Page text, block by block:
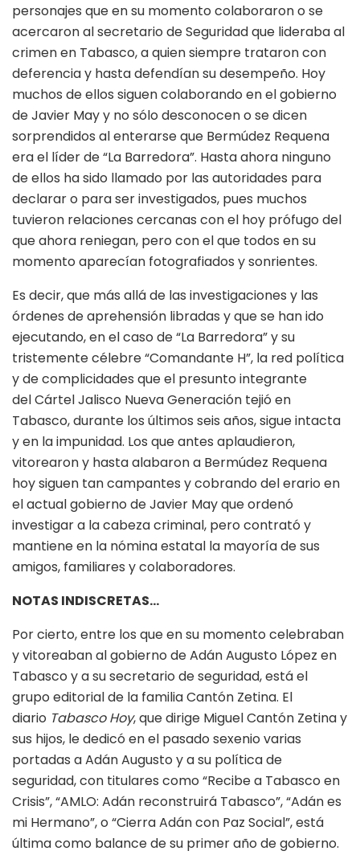
personajes que en su momento colaboraron o se
acercaron al secretario de Seguridad que lideraba al
crimen en Tabasco, a quien siempre trataron con
deferencia y hasta defendían su desempeño. Hoy
muchos de ellos siguen colaborando en el gobierno
de Javier May y no sólo desconocen o se dicen
sorprendidos al enterarse que Bermúdez Requena
era el líder de “La Barredora”. Hasta ahora ninguno
de ellos ha sido llamado por las autoridades para
declarar o para ser investigados, pues muchos
tuvieron relaciones cercanas con el hoy prófugo del
que ahora reniegan, pero con el que todos en su
momento aparecían fotografiados y sonrientes.
Es decir, que más allá de las investigaciones y las
órdenes de aprehensión libradas y que se han ido
ejecutando, en el caso de “La Barredora” y su
tristemente célebre “Comandante H”, la red política
y de complicidades que el presunto integrante
del Cártel Jalisco Nueva Generación tejió en
Tabasco, durante los últimos seis años, sigue intacta
y en la impunidad. Los que antes aplaudieron,
vitorearon y hasta alabaron a Bermúdez Requena
hoy siguen tan campantes y cobrando del erario en
el actual gobierno de Javier May que ordenó
investigar a la cabeza criminal, pero contrató y
mantiene en la nómina estatal la mayoría de sus
amigos, familiares y colaboradores.
NOTAS INDISCRETAS…
Por cierto, entre los que en su momento celebraban
y vitoreaban al gobierno de Adán Augusto López en
Tabasco y a su secretario de seguridad, está el
grupo editorial de la familia Cantón Zetina. El
diario Tabasco Hoy, que dirige Miguel Cantón Zetina y
sus hijos, le dedicó en el pasado sexenio varias
portadas a Adán Augusto y a su política de
seguridad, con titulares como “Recibe a Tabasco en
Crisis”, “AMLO: Adán reconstruirá Tabasco”, “Adán es
mi Hermano”, o “Cierra Adán con Paz Social”, está
última como balance de su primer año de gobierno.